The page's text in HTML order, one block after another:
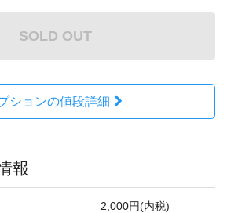
SOLD OUT
ションの値段詳細
報
2,000円(内税)